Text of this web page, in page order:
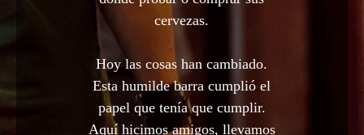
cervezas.
Hoy las cosas han cambiado.
Esta humilde barra cumplió el
papel que tenía que cumplir.
Aquí hicimos amigos, llevamos